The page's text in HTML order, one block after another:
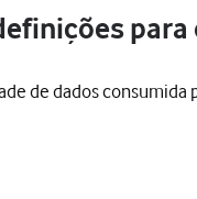
de dados